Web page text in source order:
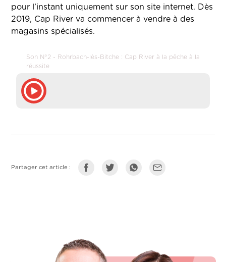
pour l’instant uniquement sur son site internet. Dès
2019, Cap River va commencer à vendre à des
magasins spécialisés.
Son N°2 - Rohrbach-lès-Bitche : Cap River à la pêche à la
réussite
Partager cet article :